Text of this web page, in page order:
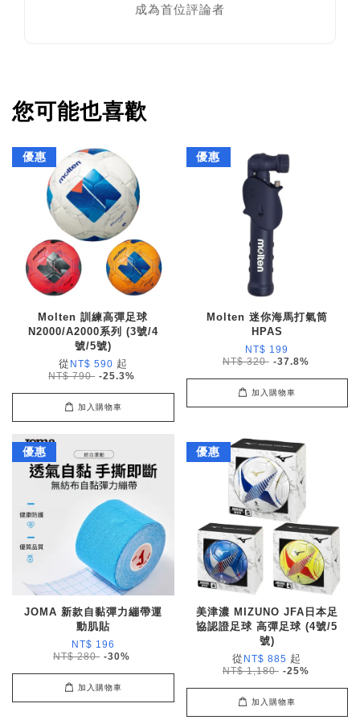
成為首位評論者
您可能也喜歡
優惠
Molten 訓練高彈足球
N2000/A2000系列 (3號/4
號/5號)
從 NT$ 590 起
NT$ 790 -25.3%
加入購物車
優惠
Molten 迷你海馬打氣筒
HPAS
NT$ 199
NT$ 320 -37.8%
加入購物車
優惠
JOMA 新款自黏彈力繃帶運
動肌貼
NT$ 196
NT$ 280 -30%
加入購物車
優惠
美津濃 MIZUNO JFA日本足
協認證足球 高彈足球 (4號/5
號)
從 NT$ 885 起
NT$ 1,180 -25%
加入購物車